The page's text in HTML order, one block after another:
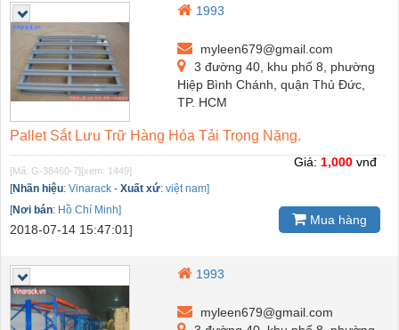
1993
myleen679@gmail.com
3 đường 40, khu phố 8, phường
Hiệp Bình Chánh, quận Thủ Đức,
TP. HCM
Pallet Sắt Lưu Trữ Hàng Hóa Tải Trọng Nặng.
[Mã: G-38460-7] [xem: 1449]
[Nhãn hiệu: Vinarack - Xuất xứ: việt nam]
[Nơi bán: Hồ Chí Minh]
2018-07-14 15:47:01]
Giá: 1,000 vnđ
Mua hàng
1993
myleen679@gmail.com